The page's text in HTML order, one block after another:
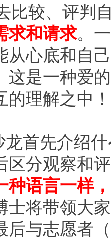
比较、评判
求和请求。
从心底和自
这是一种爱
理解之中！
龙首先介绍
区分观察和
种语言一样
士将带领大
后与志愿者